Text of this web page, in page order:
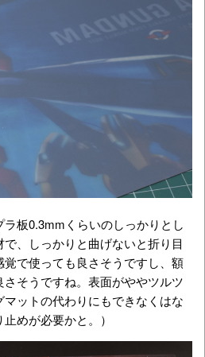
板0.3mmくらいのしっかりとし
、しっかりと曲げないと折り目
で使っても良さそうですし、額
そうですね。表面がややツルツ
ットの代わりにもできなくはな
めが必要かと。）